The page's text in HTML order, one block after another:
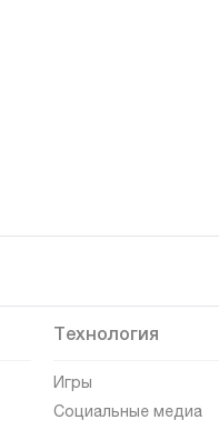
Технология
Игры
Социальные медиа